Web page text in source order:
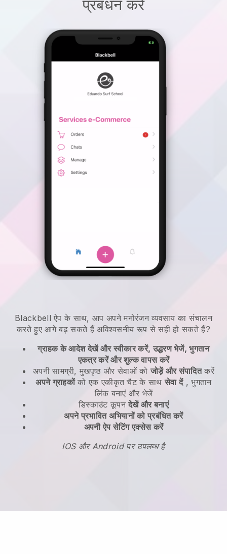
प्रबंधन करें
Blackbell ऐप के साथ,आप अपने मनोरंजन व्यवसाय का संचालन
करते हुए आगे बढ़ सकते हैंअविश्वसनीय रूप से सही हो सकते हैं?
ग्राहक के आदेश देखें और स्वीकार करें, उद्धरण भेजें, भुगतान
एकत्र करें और शुल्क वापस करें
अपनी सामग्री, मुखपृष्ठ और सेवाओं कोजोड़ें और संपादितकरें
अपने ग्राहकोंको एक एकीकृत चैट के साथसेवा दें, भुगतान
लिंक बनाएं और भेजें
डिस्काउंट कूपनदेखें और बनाएं
अपने प्रभावित अभियानों को प्रबंधित करें
अपनी ऐप सेटिंग एक्सेस करें
IOS और Android पर उपलब्ध है